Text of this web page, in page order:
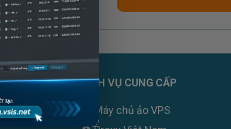
DỊCH VỤ CUNG CẤP
Máy chủ ảo VPS